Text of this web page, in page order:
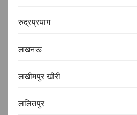
रुद्रप्रयाग
लखनऊ
लखीमपुर खीरी
ललितपुर